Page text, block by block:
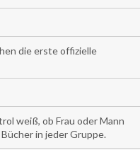
die erste offizielle
weiß, ob Frau oder Mann
in jeder Gruppe.